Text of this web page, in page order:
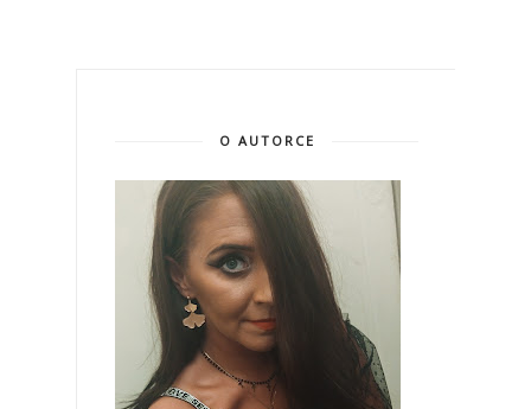
O AUTORCE